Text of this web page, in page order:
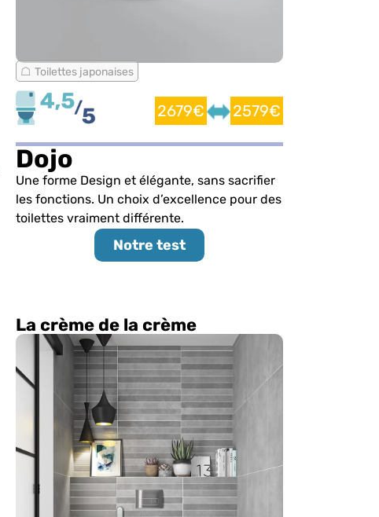
Toilettes japonaises
2679€ 2579€
Dojo
Une forme Design et élégante, sans sacrifier
les fonctions. Un choix d’excellence pour des
toilettes vraiment différente.
Notre test
La crème de la crème